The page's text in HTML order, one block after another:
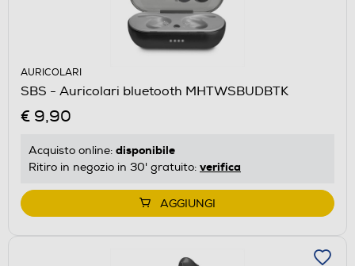
AURICOLARI
SBS - Auricolari bluetooth MHTWSBUDBTK
€ 9,90
Acquisto online: disponibile
Ritiro in negozio in 30' gratuito: verifica
AGGIUNGI